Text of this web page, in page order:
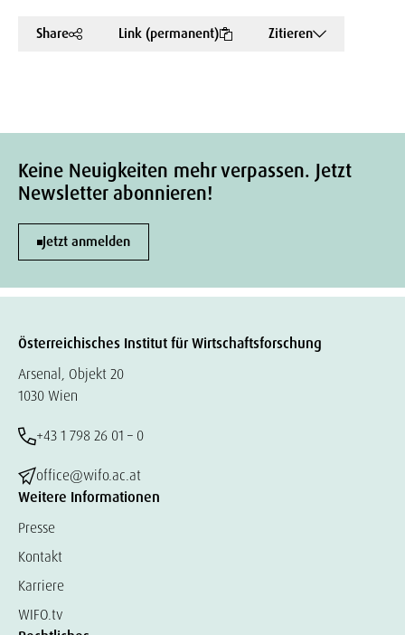
Share Link (permanent) Zitieren
Keine Neuigkeiten mehr verpassen. Jetzt
Newsletter abonnieren!
Jetzt anmelden
Österreichisches Institut für Wirtschaftsforschung
Arsenal, Objekt 20
1030 Wien
+43 1 798 26 01 – 0
office@wifo.ac.at
Weitere Informationen
Presse
Kontakt
Karriere
WIFO.tv